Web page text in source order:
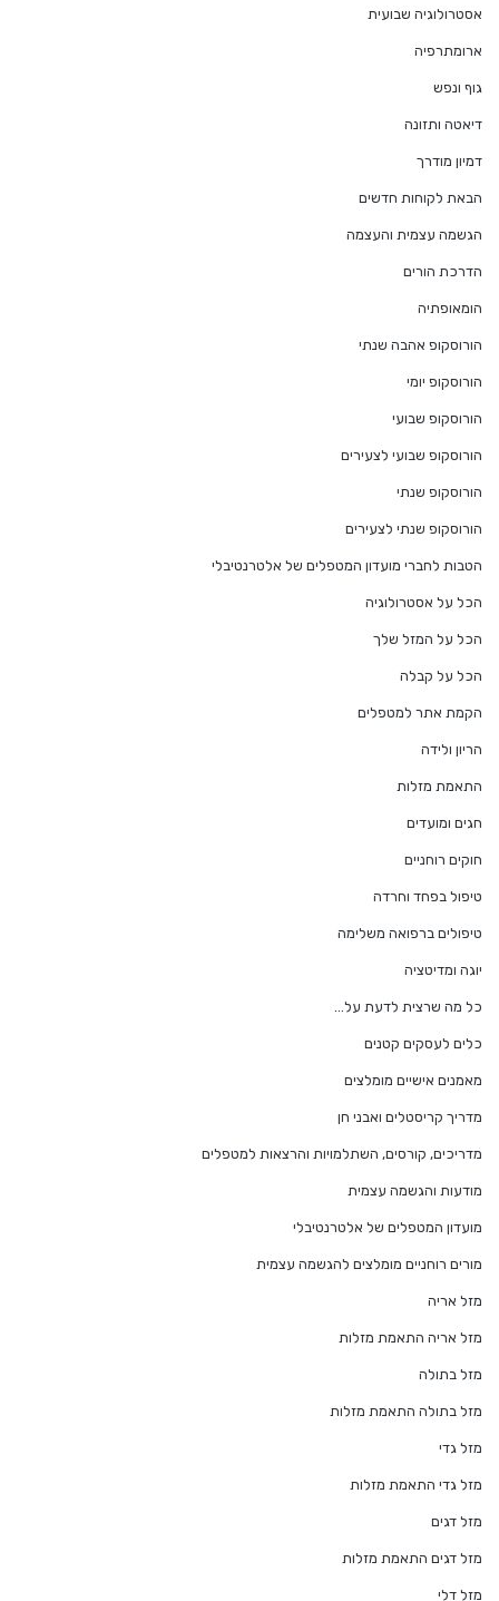
אסטרולוגיה שבועית
ארומתרפיה
גוף ונפש
דיאטה ותזונה
דמיון מודרך
הבאת לקוחות חדשים
הגשמה עצמית והעצמה
הדרכת הורים
הומאופתיה
הורוסקופ אהבה שנתי
הורוסקופ יומי
הורוסקופ שבועי
הורוסקופ שבועי לצעירים
הורוסקופ שנתי
הורוסקופ שנתי לצעירים
הטבות לחברי מועדון המטפלים של אלטרנטיבלי
הכל על אסטרולוגיה
הכל על המזל שלך
הכל על קבלה
הקמת אתר למטפלים
הריון ולידה
התאמת מזלות
חגים ומועדים
חוקים רוחניים
טיפול בפחד וחרדה
טיפולים ברפואה משלימה
יוגה ומדיטציה
כל מה שרצית לדעת על…
כלים לעסקים קטנים
מאמנים אישיים מומלצים
מדריך קריסטלים ואבני חן
מדריכים, קורסים, השתלמויות והרצאות למטפלים
מודעות והגשמה עצמית
מועדון המטפלים של אלטרנטיבלי
מורים רוחניים מומלצים להגשמה עצמית
מזל אריה
מזל אריה התאמת מזלות
מזל בתולה
מזל בתולה התאמת מזלות
מזל גדי
מזל גדי התאמת מזלות
מזל דגים
מזל דגים התאמת מזלות
מזל דלי